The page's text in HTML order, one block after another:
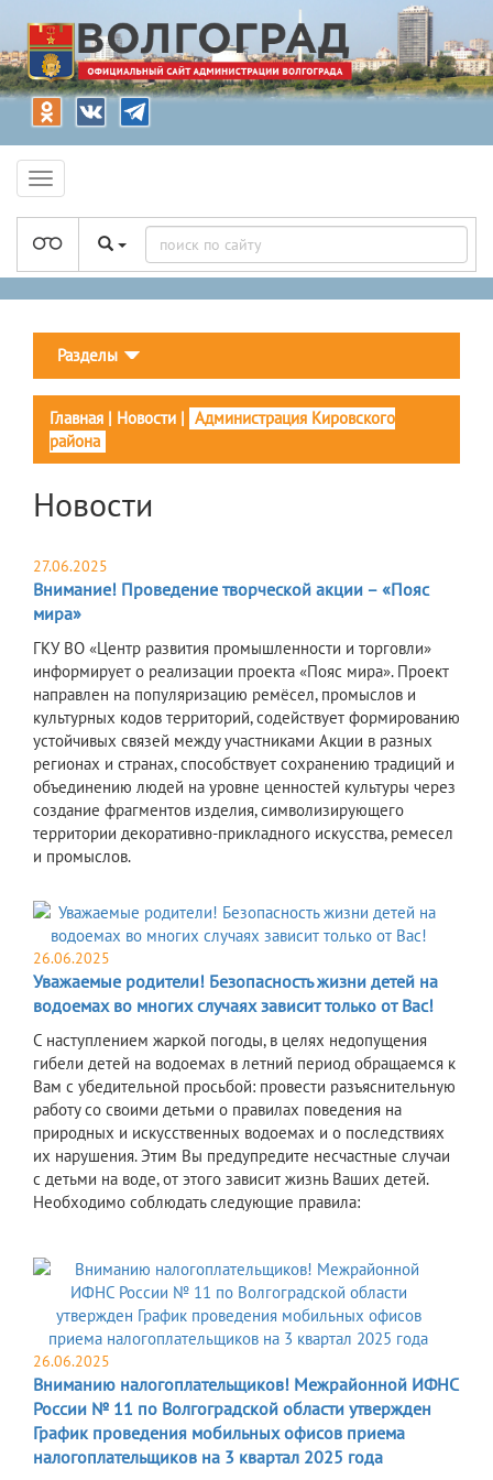
Разделы
Главная | Новости | Администрация Кировского
района
Новости
27.06.2025
Внимание! Проведение творческой акции – «Пояс
мира»
ГКУ ВО «Центр развития промышленности и торговли»
информирует о реализации проекта «Пояс мира». Проект
направлен на популяризацию ремёсел, промыслов и
культурных кодов территорий, содействует формированию
устойчивых связей между участниками Акции в разных
регионах и странах, способствует сохранению традиций и
объединению людей на уровне ценностей культуры через
создание фрагментов изделия, символизирующего
территории декоративно-прикладного искусства, ремесел
и промыслов.
26.06.2025
Уважаемые родители! Безопасность жизни детей на
водоемах во многих случаях зависит только от Вас!
С наступлением жаркой погоды, в целях недопущения
гибели детей на водоемах в летний период обращаемся к
Вам с убедительной просьбой: провести разъяснительную
работу со своими детьми о правилах поведения на
природных и искусственных водоемах и о последствиях
их нарушения. Этим Вы предупредите несчастные случаи
с детьми на воде, от этого зависит жизнь Ваших детей.
Необходимо соблюдать следующие правила:
26.06.2025
Вниманию налогоплательщиков! Межрайонной ИФНС
России № 11 по Волгоградской области утвержден
График проведения мобильных офисов приема
налогоплательщиков на 3 квартал 2025 года